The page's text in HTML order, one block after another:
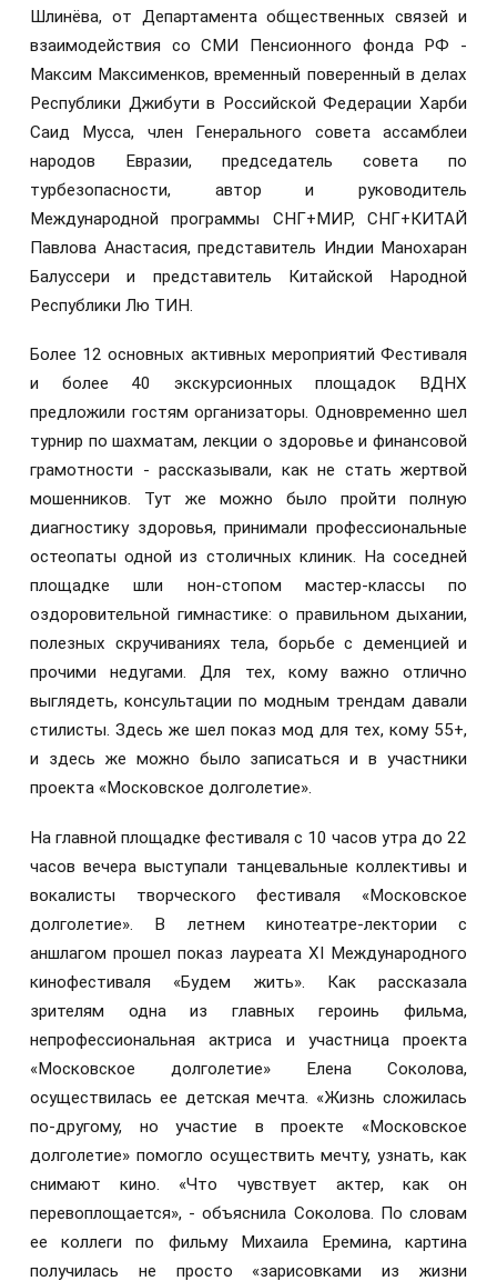
Шлинёва, от Департамента общественных связей и
взаимодействия со СМИ Пенсионного фонда РФ -
Максим Максименков, временный поверенный в делах
Республики Джибути в Российской Федерации Харби
Саид Мусса, член Генерального совета ассамблеи
народов Евразии, председатель совета по
турбезопасности, автор и руководитель
Международной программы СНГ+МИР, СНГ+КИТАЙ
Павлова Анастасия, представитель Индии Манохаран
Балуссери и представитель Китайской Народной
Республики Лю ТИН.
Более 12 основных активных мероприятий Фестиваля
и более 40 экскурсионных площадок ВДНХ
предложили гостям организаторы. Одновременно шел
турнир по шахматам, лекции о здоровье и финансовой
грамотности - рассказывали, как не стать жертвой
мошенников. Тут же можно было пройти полную
диагностику здоровья, принимали профессиональные
остеопаты одной из столичных клиник. На соседней
площадке шли нон-стопом мастер-классы по
оздоровительной гимнастике: о правильном дыхании,
полезных скручиваниях тела, борьбе с деменцией и
прочими недугами. Для тех, кому важно отлично
выглядеть, консультации по модным трендам давали
стилисты. Здесь же шел показ мод для тех, кому 55+,
и здесь же можно было записаться и в участники
проекта «Московское долголетие».
На главной площадке фестиваля с 10 часов утра до 22
часов вечера выступали танцевальные коллективы и
вокалисты творческого фестиваля «Московское
долголетие». В летнем кинотеатре-лектории с
аншлагом прошел показ лауреата XI Международного
кинофестиваля «Будем жить». Как рассказала
зрителям одна из главных героинь фильма,
непрофессиональная актриса и участница проекта
«Московское долголетие» Елена Соколова,
осуществилась ее детская мечта. «Жизнь сложилась
по-другому, но участие в проекте «Московское
долголетие» помогло осуществить мечту, узнать, как
снимают кино. «Что чувствует актер, как он
перевоплощается», - объяснила Соколова. По словам
ее коллеги по фильму Михаила Еремина, картина
получилась не просто «зарисовками из жизни